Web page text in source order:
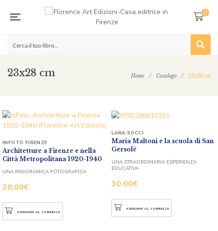
0
23x28 cm Home / Catalogo / 23x28 cm
Architetture a Firenze e nella
Città Metropolitana 1920-1940
28,00€
INFOTO FIRENZE
UNA PANORAMICA FOTOGRAFICA
AGGIUNGI AL CARRELLO
Maria Maltoni e la scuola di San
Gersolè
30,00€
LARA SOCCI
UNA STRAORDINARIA ESPERIENZA
EDUCATIVA
AGGIUNGI AL CARRELLO